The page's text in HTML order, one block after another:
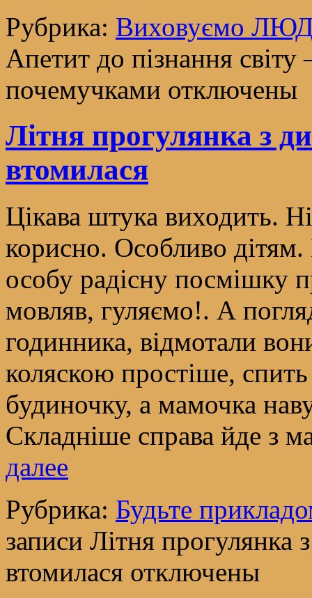
Рубрика: Виховуємо
Апетит до пізнання
почемучками отключены
Літня прогулянка з
втомилася
Цікава штука виходить.
корисно. Особливо дітям.
особу радісну посмішку
мовляв, гуляємо!. А
годинника, відмотали
коляскою простіше,
будиночку, а мамочка
Складніше справа йде з
далее
Рубрика: Будьте
записи Літня
втомилася отключены